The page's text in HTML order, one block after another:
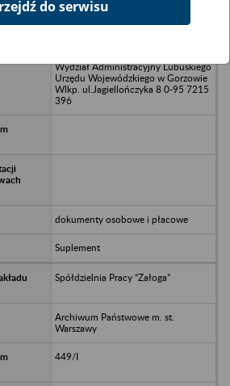
Wytwórnia Urządzeń Komunalnych
Wydział Administracyjny Lubuskiego
Urzędu Wojewódzkiego w Gorzowie
Wlkp. ul.Jagiellończyka 8 0-95 7215
396
dokumenty osobowe i płacowe
Suplement
Spółdzielnia Pracy “Załoga”
Archiwum Państwowe m. st.
Warszawy
449/I
do serwisu